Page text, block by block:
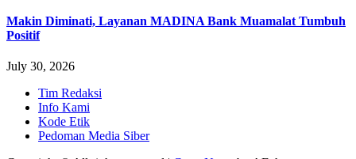
Makin Diminati, Layanan MADINA Bank Muamalat Tumbuh
Positif
July 30, 2026
Tim Redaksi
Info Kami
Kode Etik
Pedoman Media Siber